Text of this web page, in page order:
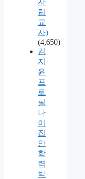
립
교
사)
(4,650)
김
지
윤
프
로
필
나
이
집
안
학
력
박